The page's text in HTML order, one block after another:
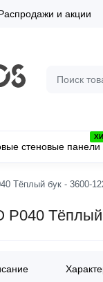
и акции
стеновые панели
Тёплый бук - 3600-
P040